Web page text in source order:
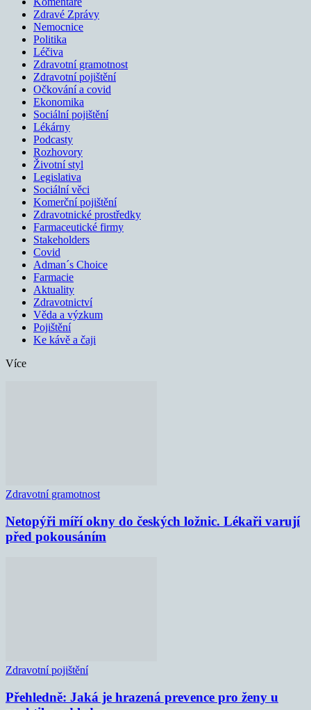
Zdravé Zprávy
Nemocnice
Politika
Léčiva
Zdravotní gramotnost
Zdravotní pojištění
Očkování a covid
Ekonomika
Sociální pojištění
Lékárny
Podcasty
Rozhovory
Životní styl
Legislativa
Sociální věci
Komerční pojištění
Zdravotnické prostředky
Farmaceutické firmy
Stakeholders
Covid
Adman´s Choice
Farmacie
Aktuality
Zdravotnictví
Věda a výzkum
Pojištění
Ke kávě a čaji
Více
Zdravotní gramotnost
Netopýři míří okny do českých ložnic. Lékaři varují
před pokousáním
Zdravotní pojištění
Přehledně: Jaká je hrazená prevence pro ženy u